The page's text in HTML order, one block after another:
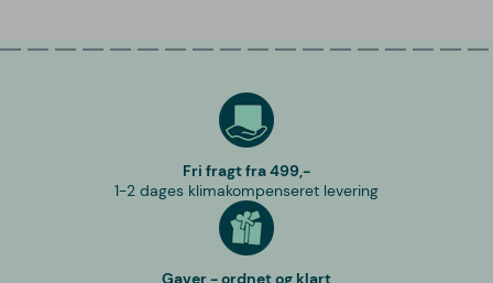
Fri fragt fra 499,-
1-2 dages klimakompenseret levering
Gaver - ordnet og klart